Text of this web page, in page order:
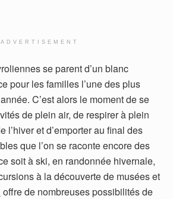
ADVERTISEMENT
se parent d’un blanc
pour les familles l’une des plus
C’est alors le moment de se
de plein air, de respirer à plein
l’hiver et d’emporter au final des
que l’on se raconte encore des
soit à ski, en randonnée hivernale,
à la découverte de musées et
offre de nombreuses possibilités de